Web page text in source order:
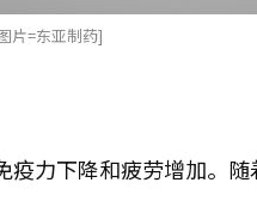
片=东亚制药]
力下降和疲劳增加。